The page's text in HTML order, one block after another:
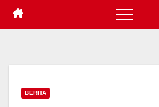
BERITA